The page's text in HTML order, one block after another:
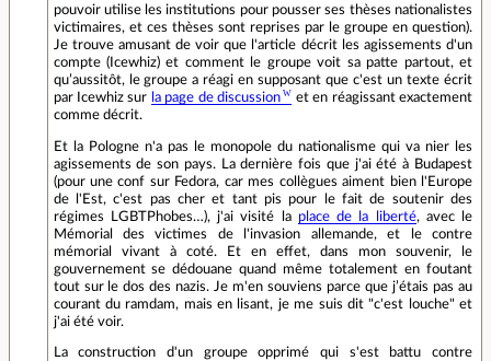
pouvoir utilise les institutions pour pousser ses thèses nationalistes
victimaires, et ces thèses sont reprises par le groupe en question).
Je trouve amusant de voir que l'article décrit les agissements d'un
compte (Icewhiz) et comment le groupe voit sa patte partout, et
qu’aussitôt, le groupe a réagi en supposant que c'est un texte écrit
par Icewhiz sur la page de discussion
et en réagissant exactement
comme décrit.
Et la Pologne n'a pas le monopole du nationalisme qui va nier les
agissements de son pays. La dernière fois que j'ai été à Budapest
(pour une conf sur Fedora, car mes collègues aiment bien l'Europe
de l'Est, c'est pas cher et tant pis pour le fait de soutenir des
régimes LGBTPhobes…), j'ai visité la place de la liberté, avec le
Mémorial des victimes de l'invasion allemande, et le contre
mémorial vivant à coté. Et en effet, dans mon souvenir, le
gouvernement se dédouane quand même totalement en foutant
tout sur le dos des nazis. Je m'en souviens parce que j’étais pas au
courant du ramdam, mais en lisant, je me suis dit "c'est louche" et
j'ai été voir.
La construction d'un groupe opprimé qui s'est battu contre